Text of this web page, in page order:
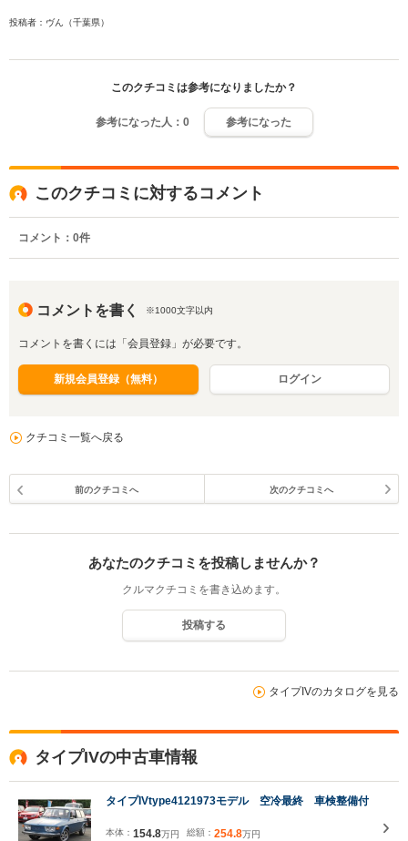
投稿者：ヴん（千葉県）
このクチコミは参考になりましたか？
参考になった人： 0 参考になった
このクチコミに対するコメント
コメント： 0件
コメントを書く ※1000文字以内
コメントを書くには「会員登録」が必要です。
新規会員登録（無料） ログイン
クチコミ一覧へ戻る
前のクチコミへ 次のクチコミへ
あなたのクチコミを投稿しませんか？
クルマクチコミを書き込めます。
投稿する
タイプIVのカタログを見る
タイプIVの中古車情報
タイプIVtype4121973モデル 空冷最終 車検整備付
本体： 154.8万円
総額： 254.8万円